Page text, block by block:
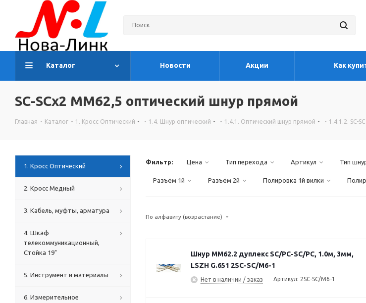
Каталог Новости Акции Как
SC-SCх2 MM62,5 оптический шнур прямой
Главная - Каталог - 1. Кросс Оптический - 1.4. Шнур оптический - 1.4.1. Оптический шнур прямой - 1.4.1.2. SC-
Фильтр: Цена Тип перехода Артикул Тип
Разъём 1й Разъём 2й Полировка 1й вилки
По алфавиту (возрастание)
Шнур MM62.2 дуплекс SC/PC-SC/PC, 1.0м, 3мм,
LSZH G.651 2SC-SC/M6-1
Нет в наличии / заказ Артикул: 2SC-SC/M6-1
1. Кросс Оптический
2. Кросс Медный
3. Кабель, муфты, арматура
4. Шкаф
телекоммуникационный,
Стойка 19"
5. Инструмент и материалы
6. Измерительное